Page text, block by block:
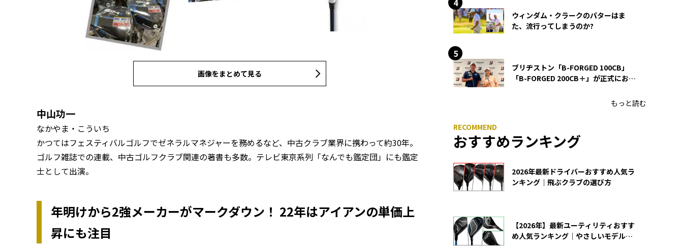
画像をまとめて見る
中山功一
なかやま・こういち
かつてはフェスティバルゴルフでゼネラルマネジャーを務めるなど、中古クラブ業界に携わって約30年。
ゴルフ雑誌での連載、中古ゴルフクラブ関連の著書も多数。テレビ東京系列「なんでも鑑定団」にも鑑定
士として出演。
年明けから2強メーカーがマークダウン！ 22年はアイアンの単価上
昇にも注目
ウィンダム・クラークのパターはま
た、流行ってしまうのか?
ブリヂストン「B-FORGED 100CB」
「B-FORGED 200CB＋」が正式にお披
もっと読む
おすすめランキング
2026年最新ドライバーおすすめ人気ラ
ンキング｜飛ぶクラブの選び方
【2026年】最新ユーティリティおすす
め人気ランキング｜やさしいモデルの